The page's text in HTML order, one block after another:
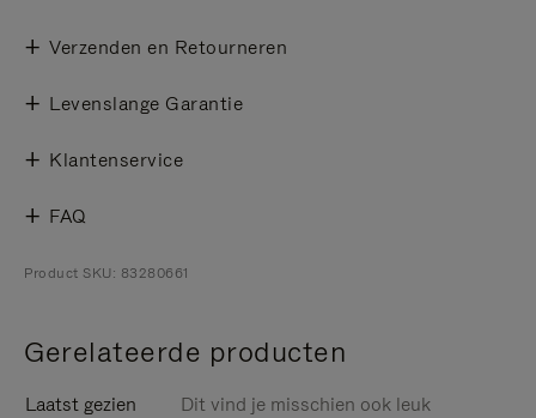
Verzenden en Retourneren
Levenslange Garantie
Klantenservice
FAQ
Product SKU: 83280661
Gerelateerde producten
Laatst gezien Dit vind je misschien ook leuk